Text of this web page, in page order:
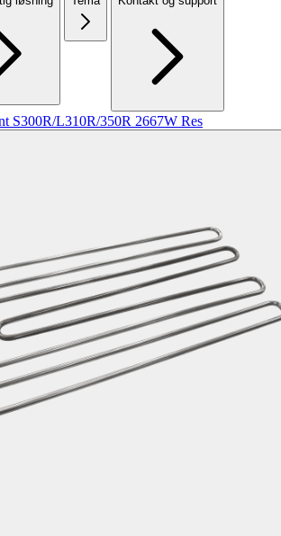
S300R/L310R/350R 2667W Res